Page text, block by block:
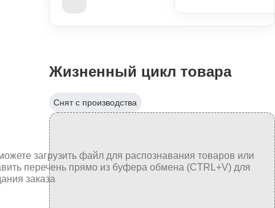
Жизненный цикл товара
Снят с производства